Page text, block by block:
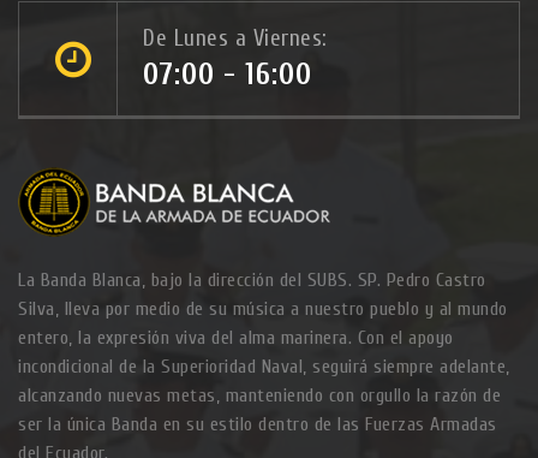
De Lunes a Viernes:
07:00 - 16:00
La Banda Blanca, bajo la dirección del SUBS. SP. Pedro Castro
Silva, lleva por medio de su música a nuestro pueblo y al mundo
entero, la expresión viva del alma marinera. Con el apoyo
incondicional de la Superioridad Naval, seguirá siempre adelante,
alcanzando nuevas metas, manteniendo con orgullo la razón de
ser la única Banda en su estilo dentro de las Fuerzas Armadas
del Ecuador.